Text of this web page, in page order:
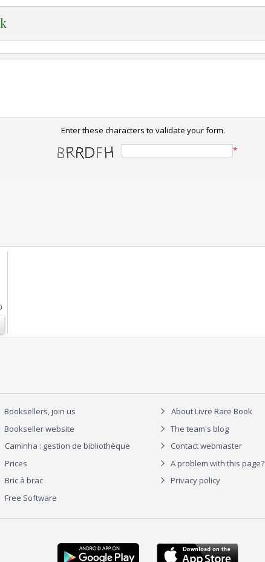
Enter these characters to validate your form.
*
Booksellers, join us
Bookseller website
Caminha : gestion de bibliothèque
Prices
Bric à brac
Free Software
About Livre Rare Book
The team's blog
Contact webmaster
A problem with this page?
Privacy policy